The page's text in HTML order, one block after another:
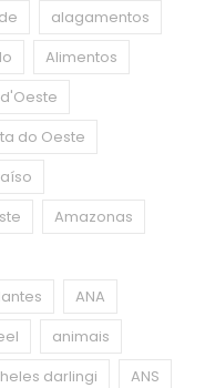
alagamentos
Alimentos
do Oeste
Amazonas
ANA
animais
darlingi
ANS